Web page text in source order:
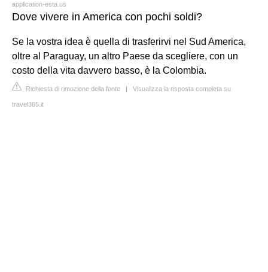
application-esta.us
Dove vivere in America con pochi soldi?
Se la vostra idea è quella di trasferirvi nel Sud America,
oltre al Paraguay, un altro Paese da scegliere, con un
costo della vita davvero basso, è la Colombia.
Richiesta di rimozione della fonte | Visualizza la risposta completa su
travel365.it